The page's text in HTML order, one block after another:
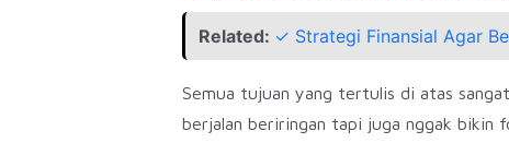
Related: ✓ Strategi Finansial Agar
Semua tujuan yang tertulis di atas
berjalan beriringan tapi juga nggak bikin